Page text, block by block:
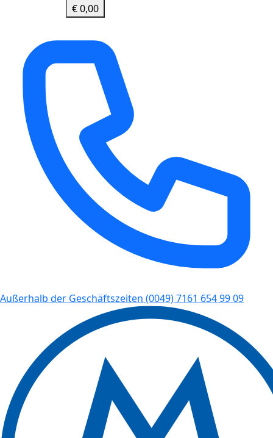
€ 0,00
Außerhalb der Geschäftszeiten (0049) 7161 654 99 09